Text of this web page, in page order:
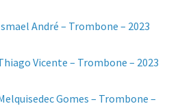
André – Trombone – 2023
Vicente – Trombone – 2023
Gomes – Trombone –